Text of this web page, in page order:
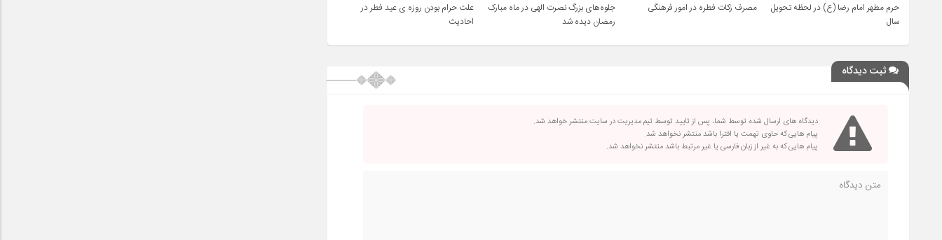
حرم مطهر امام رضا (ع) در لحظه تحویل
سال
مصرف زکات فطره در امور فرهنگی
جلوه‌های بزرگ نصرت الهی در ماه مبارک
رمضان دیده شد
علت حرام بودن روزه ی عید فطر در
احادیث
ثبت دیدگاه
دیدگاه های ارسال شده توسط شما، پس از تایید توسط تیم مدیریت در سایت منتشر خواهد شد.
پیام هایی که حاوی تهمت یا افترا باشد منتشر نخواهد شد.
پیام هایی که به غیر از زبان فارسی یا غیر مرتبط باشد منتشر نخواهد شد.